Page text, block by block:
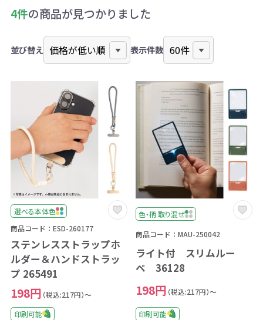
4件の商品が見つかりました
並び替え 表示件数
選べる本体色
商品コード：ESD-260177
ステンレスストラップホ
ルダー＆ハンドストラッ
プ 265491
198円 （税込:217円）～
印刷可能
色・柄 取り混ぜ
商品コード：MAU-250042
ライト付 スリムルー
ペ 36128
198円 （税込:217円）～
印刷可能